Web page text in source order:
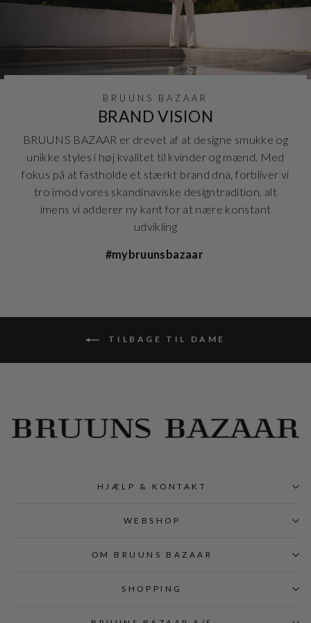
BRUUNS BAZAAR
BRAND VISION
BRUUNS BAZAAR er drevet af at designe smukke og
unikke styles i høj kvalitet til kvinder og mænd. Med
fokus på at fastholde et stærkt brand dna, forbliver vi
tro imod vores skandinaviske designtradition, alt
imens vi adderer ny kant for at nære konstant
udvikling
#mybruunsbazaar
TILBAGE TIL DAME
HJÆLP & KONTAKT
WEBSHOP
OM BRUUNS BAZAAR
SHOPPING